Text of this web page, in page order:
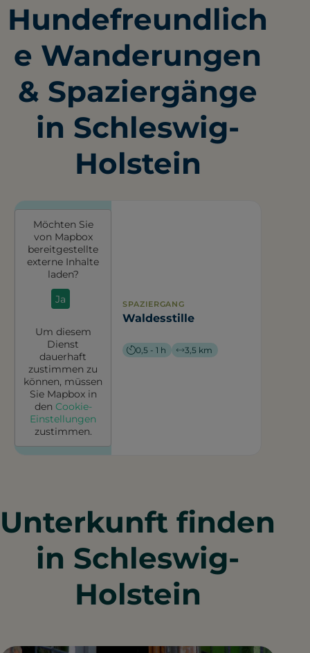
Hundefreundlich
e Wanderungen
& Spaziergänge
in Schleswig-
Holstein
Möchten Sie
von Mapbox
bereitgestellte
externe Inhalte
laden?
Ja
Um diesem
Dienst
dauerhaft
zustimmen zu
können, müssen
Sie Mapboxin
den Cookie-
Einstellungen
zustimmen.
SPAZIERGANG
Waldesstille
0,5 - 1 h 3,5 km
Unterkunft finden
in Schleswig-
Holstein